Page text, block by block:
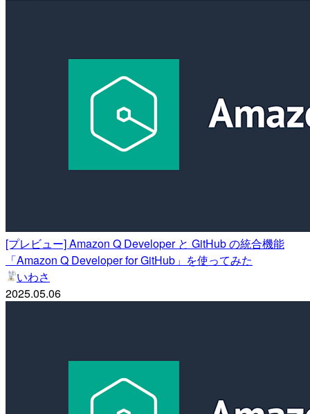
[プレビュー] Amazon Q Developer と GitHub の統合機能
「Amazon Q Developer for GitHub」を使ってみた
いわさ
2025.05.06